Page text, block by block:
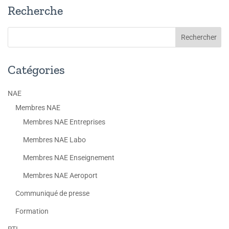
Recherche
Catégories
NAE
Membres NAE
Membres NAE Entreprises
Membres NAE Labo
Membres NAE Enseignement
Membres NAE Aeroport
Communiqué de presse
Formation